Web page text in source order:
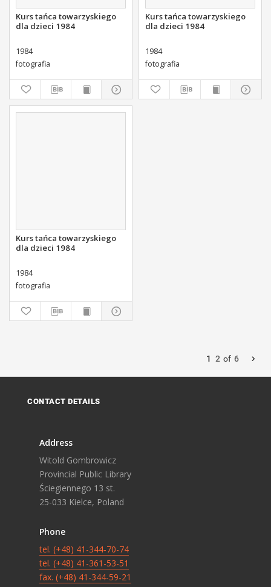
Kurs tańca towarzyskiego
dla dzieci 1984
1984
fotografia
Kurs tańca towarzyskiego
dla dzieci 1984
1984
fotografia
Kurs tańca towarzyskiego
dla dzieci 1984
1984
fotografia
1 2 of 6
CONTACT DETAILS
Address
Witold Gombrowicz
Provincial Public Library
Ściegiennego 13 st.
25-033 Kielce, Poland
Phone
tel. (+48) 41-344-70-74
tel. (+48) 41-361-53-51
fax. (+48) 41-344-59-21